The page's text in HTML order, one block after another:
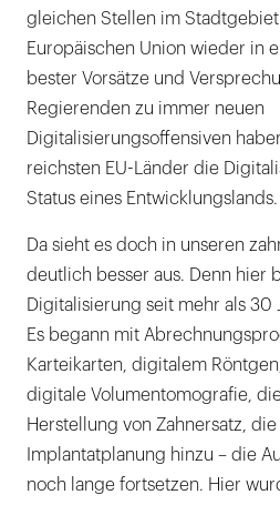
Kieferorthopädie
KI – Die Perspektiven in
Datenzahnmedizin
gleichen Stellen im
Europäischen Union wieder in
bester Vorsätze und
Regierenden zu immer neuen
Digitalisierungsoffensiven
reichsten EU-Länder die
Status eines Entwicklungslands.
Da sieht es doch in unseren
deutlich besser aus. Denn hier
Digitalisierung seit mehr als 30
Es begann mit
Karteikarten, digitalem
digitale Volumentomografie,
Herstellung von Zahnersatz,
Implantatplanung hinzu – die
noch lange fortsetzen. Hier